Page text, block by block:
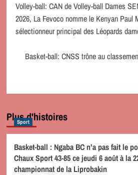
d’article
Volley-ball: CAN de Volley-ball Dames
2026, La Fevoco nomme le Kenyan Paul
sélectionneur principal des Léopards
Basket-ball: CNSS trône au
Plus d'histoires
Sport
Basket-ball : Ngaba BC n’a pas fait le
Chaux Sport 43-85 ce jeudi 6 août à la
championnat de la Liprobakin